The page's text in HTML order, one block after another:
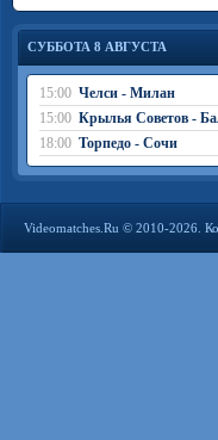
СУББОТА 8 АВГУСТА
15:00 Челси - Милан
15:00 Крылья Советов -
18:00 Торпедо - Сочи
Videomatches.Ru © 2010-2026.